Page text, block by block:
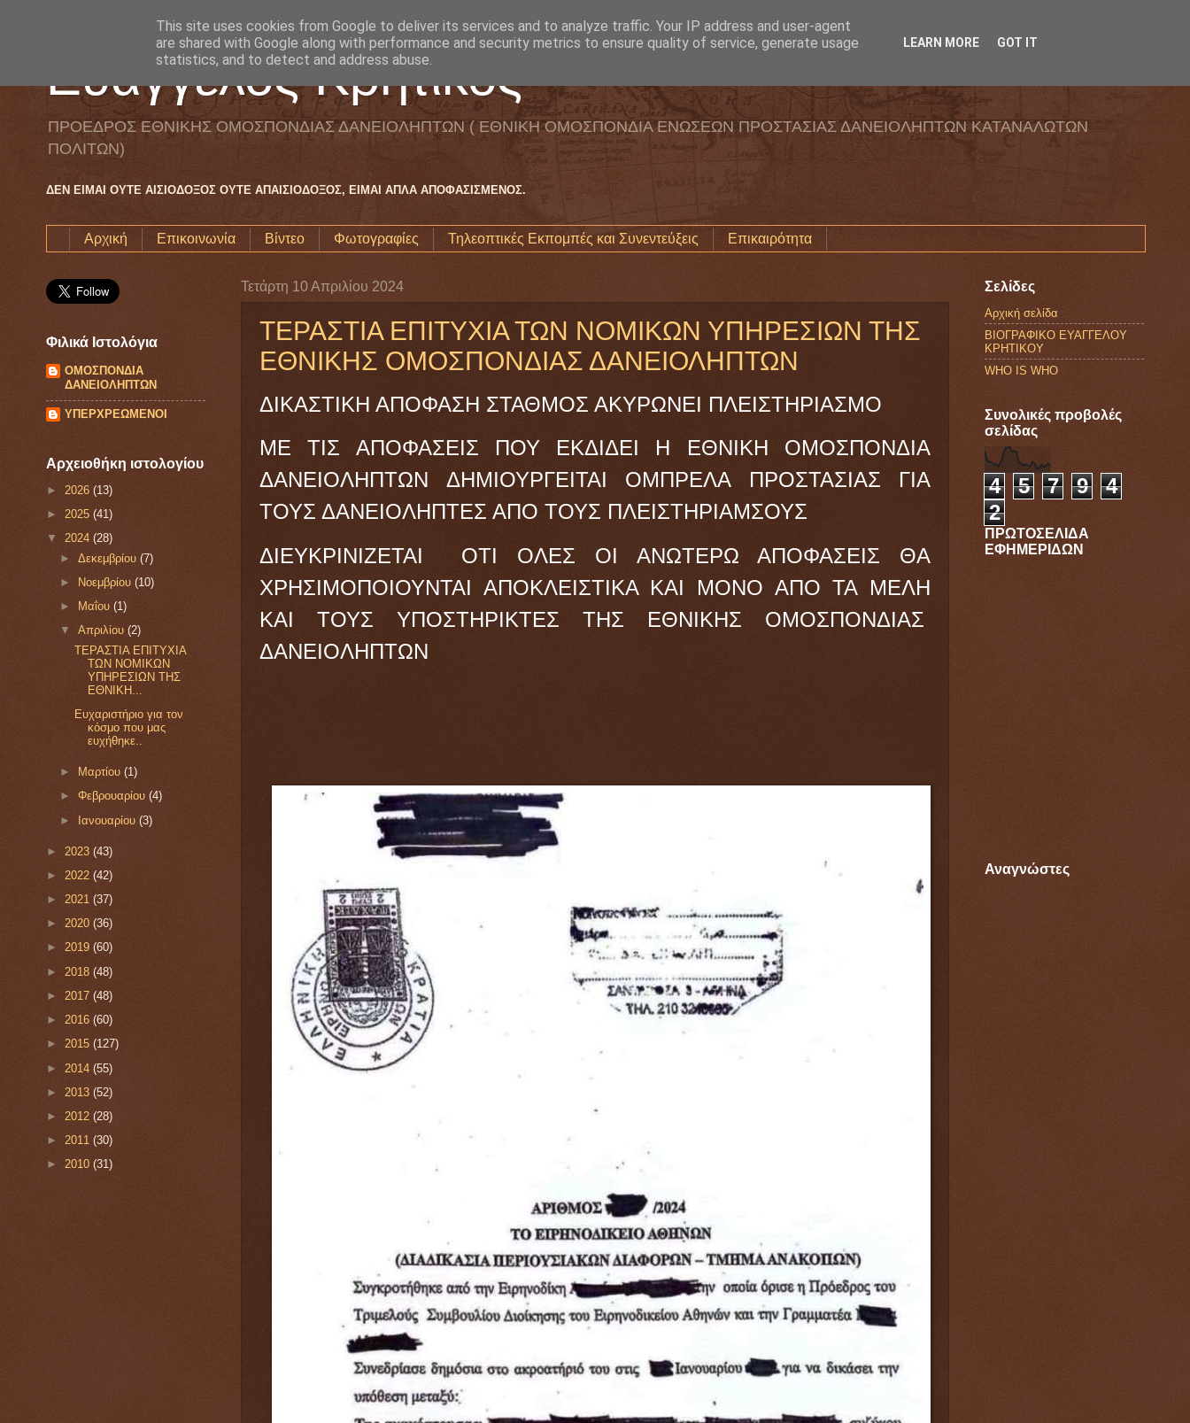
Ευάγγελος Κρητικός
ΠΡΟΕΔΡΟΣ ΕΘΝΙΚΗΣ ΟΜΟΣΠΟΝΔΙΑΣ ΔΑΝΕΙΟΛΗΠΤΩΝ ( ΕΘΝΙΚΗ ΟΜΟΣΠΟΝΔΙΑ ΕΝΩΣΕΩΝ ΠΡΟΣΤΑΣΙΑΣ ΔΑΝΕΙΟΛΗΠΤΩΝ ΚΑΤΑΝΑΛΩΤΩΝ
ΠΟΛΙΤΩΝ)
ΔΕΝ ΕΙΜΑΙ ΟΥΤΕ ΑΙΣΙΟΔΟΞΟΣ ΟΥΤΕ ΑΠΑΙΣΙΟΔΟΞΟΣ, ΕΙΜΑΙ ΑΠΛΑ ΑΠΟΦΑΣΙΣΜΕΝΟΣ.
Αρχική Επικοινωνία Βίντεο Φωτογραφίες Τηλεοπτικές Εκπομπές και Συνεντεύξεις Επικαιρότητα
Τετάρτη 10 Απριλίου 2024
ΤΕΡΑΣΤΙΑ ΕΠΙΤΥΧΙΑ ΤΩΝ ΝΟΜΙΚΩΝ ΥΠΗΡΕΣΙΩΝ ΤΗΣ
ΕΘΝΙΚΗΣ ΟΜΟΣΠΟΝΔΙΑΣ ΔΑΝΕΙΟΛΗΠΤΩΝ
ΔΙΚΑΣΤΙΚΗ ΑΠΟΦΑΣΗ ΣΤΑΘΜΟΣ ΑΚΥΡΩΝΕΙ ΠΛΕΙΣΤΗΡΙΑΣΜΟ
ΜΕ ΤΙΣ ΑΠΟΦΑΣΕΙΣ ΠΟΥ ΕΚΔΙΔΕΙ Η ΕΘΝΙΚΗ ΟΜΟΣΠΟΝΔΙΑ
ΔΑΝΕΙΟΛΗΠΤΩΝ ΔΗΜΙΟΥΡΓΕΙΤΑΙ ΟΜΠΡΕΛΑ ΠΡΟΣΤΑΣΙΑΣ ΓΙΑ
ΤΟΥΣ ΔΑΝΕΙΟΛΗΠΤΕΣ ΑΠΟ ΤΟΥΣ ΠΛΕΙΣΤΗΡΙΑΜΣΟΥΣ
ΔΙΕΥΚΡΙΝΙΖΕΤΑΙ ΟΤΙ ΟΛΕΣ ΟΙ ΑΝΩΤΕΡΩ ΑΠΟΦΑΣΕΙΣ ΘΑ
ΧΡΗΣΙΜΟΠΟΙΟΥΝΤΑΙ ΑΠΟΚΛΕΙΣΤΙΚΑ ΚΑΙ ΜΟΝΟ ΑΠΟ ΤΑ ΜΕΛΗ
ΚΑΙ ΤΟΥΣ ΥΠΟΣΤΗΡΙΚΤΕΣ ΤΗΣ ΕΘΝΙΚΗΣ ΟΜΟΣΠΟΝΔΙΑΣ
ΔΑΝΕΙΟΛΗΠΤΩΝ
Φιλικά Ιστολόγια
ΟΜΟΣΠΟΝΔΙΑ
ΔΑΝΕΙΟΛΗΠΤΩΝ
ΥΠΕΡΧΡΕΩΜΕΝΟΙ
Αρχειοθήκη ιστολογίου
► 2026 (13)
► 2025 (41)
▼ 2024 (28)
►Δεκεμβρίου(7)
►
Νοεμβρίου(10)
►
Μαΐου(1)
▼Απριλίου(2)
ΤΕΡΑΣΤΙΑ ΕΠΙΤΥΧΙΑ
ΤΩΝ ΝΟΜΙΚΩΝ
ΥΠΗΡΕΣΙΩΝ ΤΗΣ
ΕΘΝΙΚΗ...
Ευχαριστήριο για τον
κόσμο που μας
ευχήθηκε..
► Μαρτίου(1)
►Φεβρουαρίου(4)
► Ιανουαρίου(3)
► 2023 (43)
► 2022 (42)
► 2021 (37)
► 2020 (36)
► 2019 (60)
► 2018 (48)
► 2017 (48)
► 2016 (60)
► 2015 (127)
► 2014 (55)
► 2013 (52)
► 2012 (28)
► 2011 (30)
► 2010 (31)
Σελίδες
Αρχική σελίδα
ΒΙΟΓΡΑΦΙΚΟ ΕΥΑΓΓΕΛΟΥ
ΚΡΗΤΙΚΟΥ
WHO IS WHO
Συνολικές προβολές
σελίδας
4 5 7 9
4
2
ΠΡΩΤΟΣΕΛΙΔΑ
ΕΦΗΜΕΡΙΔΩΝ
Αναγνώστες
This site uses cookies from Google to deliver its services and to analyze traffic. Your IP address and user-agent
are shared with Google along with performance and security metrics to ensure quality of service, generate usage
statistics, and to detect and address abuse.
LEARN MORE GOT IT